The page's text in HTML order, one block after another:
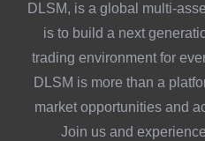
DLSM, is a global multi-
is to build a next
trading environment for
DLSM is more than a
market opportunities and
Join us and